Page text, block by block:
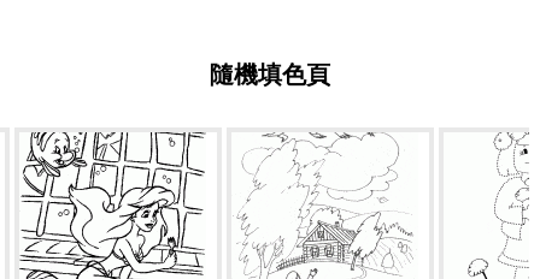
隨機填色頁